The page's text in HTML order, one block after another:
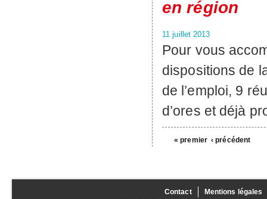
en région
11 juillet 2013
Pour vous
dispositions de
de l’emploi, 9
d’ores et déjà
« premier ‹ précédent
Contact
Mentions légales